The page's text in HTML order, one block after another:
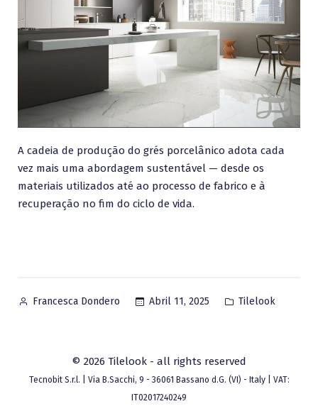
A cadeia de produção do grés porcelânico adota cada
vez mais uma abordagem sustentável — desde os
materiais utilizados até ao processo de fabrico e à
recuperação no fim do ciclo de vida.
Posted
Francesca Dondero Abril 11, 2025
Posted
Tilelook
© 2026 Tilelook - all rights reserved
Tecnobit S.r.l. | Via B.Sacchi, 9 - 36061 Bassano d.G. (VI) - Italy | VAT:
IT02017240249